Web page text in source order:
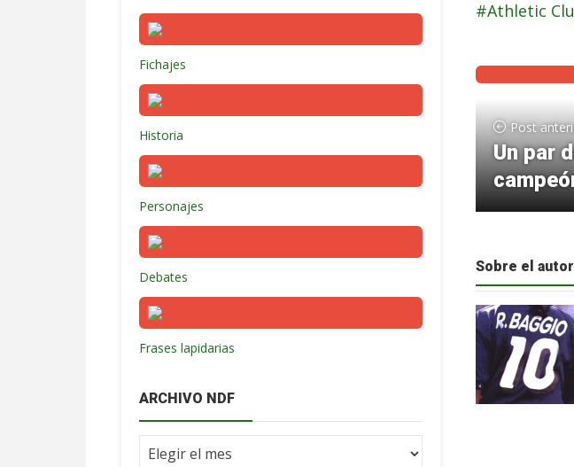
Athletic
Post
Un par
Sobre el autor
Fichajes
Historia
Personajes
Debates
Frases lapidarias
ARCHIVO NDF
Archivo